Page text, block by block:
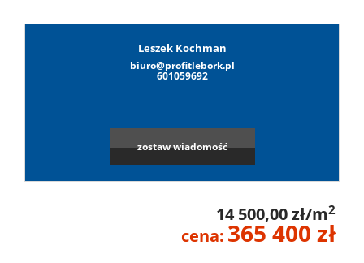
Hale
Leaflet
Leszek Kochman
biuro@profitlebork.pl
601059692
zostaw wiadomość
14 500,00 zł/m2
cena: 365 400 zł